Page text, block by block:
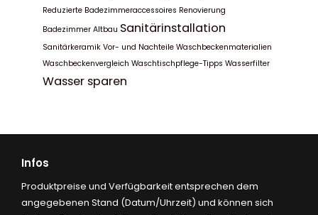
Reduzierte Badezimmeraccessoires Renovierung
Badezimmer Altbau Sanitärinstallation
Sanitärkeramik Vor- und Nachteile Waschbeckenmaterialien
Waschbeckenvergleich Waschtischpflege-Tipps Wasserfilter
Wasser sparen
Infos
Produktpreise und Verfügbarkeit entsprechen dem
angegebenen Stand (Datum/Uhrzeit) und können sich